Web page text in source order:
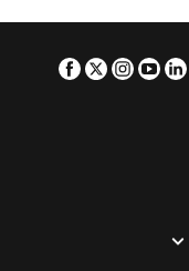
Beach Bali
Inn Bali Sanur by IHG
Facebook
Twitter